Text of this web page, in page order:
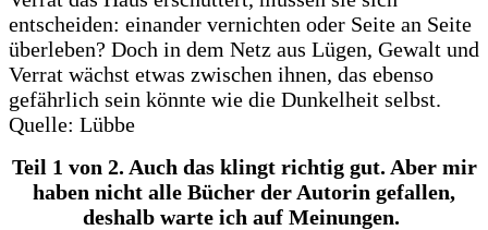
entscheiden: einander vernichten oder Seite an Seite
überleben? Doch in dem Netz aus Lügen, Gewalt und
Verrat wächst etwas zwischen ihnen, das ebenso
gefährlich sein könnte wie die Dunkelheit selbst.
Quelle: Lübbe
Teil 1 von 2. Auch das klingt richtig gut. Aber mir
haben nicht alle Bücher der Autorin gefallen,
deshalb warte ich auf Meinungen.